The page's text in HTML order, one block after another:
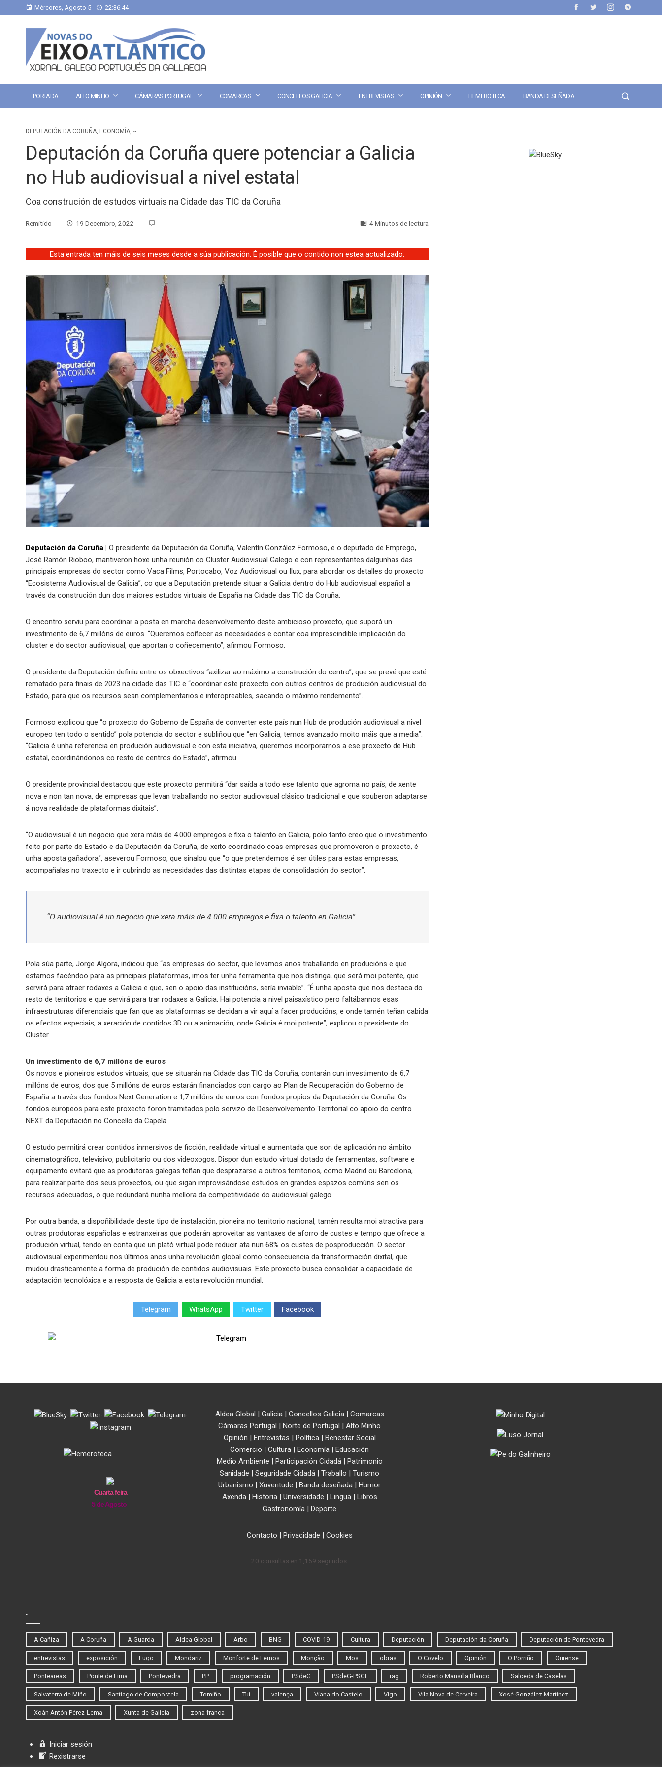
Mércores, Agosto 5 22:36:45
PORTADA ALTO MINHO CÁMARAS PORTUGAL COMARCAS CONCELLOS GALICIA ENTREVISTAS OPINIÓN HEMEROTECA BANDA DESEÑADA
DEPUTACIÓN DA CORUÑA, ECONOMÍA, ~
Deputación da Coruña quere potenciar a Galicia
no Hub audiovisual a nivel estatal
Coa construción de estudos virtuais na Cidade das TIC da Coruña
Remitido 19 Decembro, 2022 4 Minutos de lectura
Esta entrada ten máis de seis meses desde a súa publicación. É posible que o contido non estea actualizado.
Deputación da Coruña
O presidente da Deputación da Coruña, Valentín González Formoso, e o deputado de Emprego,
José Ramón Rioboo, mantiveron hoxe unha reunión co Cluster Audiovisual Galego e con representantes dalgunhas das
principais empresas do sector como Vaca Films, Portocabo, Voz Audiovisual ou Ilux, para abordar os detalles do proxecto
“Ecosistema Audiovisual de Galicia”, co que a Deputación pretende situar a Galicia dentro do Hub audiovisual español a
través da construción dun dos maiores estudos virtuais de España na Cidade das TIC da Coruña.
O encontro serviu para coordinar a posta en marcha desenvolvemento deste ambicioso proxecto, que suporá un
investimento de 6,7 millóns de euros. “Queremos coñecer as necesidades e contar coa imprescindible implicación do
cluster e do sector audiovisual, que aportan o coñecemento”, afirmou Formoso.
O presidente da Deputación definiu entre os obxectivos “axilizar ao máximo a construción do centro”, que se prevé que esté
rematado para finais de 2023 na cidade das TIC e “coordinar este proxecto con outros centros de produción audiovisual do
Estado, para que os recursos sean complementarios e interopreables, sacando o máximo rendemento”.
Formoso explicou que “o proxecto do Goberno de España de converter este país nun Hub de produción audiovisual a nivel
europeo ten todo o sentido” pola potencia do sector e subliñou que “en Galicia, temos avanzado moito máis que a media”.
“Galicia é unha referencia en produción audiovisual e con esta iniciativa, queremos incorporarnos a ese proxecto de Hub
estatal, coordinándonos co resto de centros do Estado”, afirmou.
O presidente provincial destacou que este proxecto permitirá “dar saída a todo ese talento que agroma no país, de xente
nova e non tan nova, de empresas que levan traballando no sector audiovisual clásico tradicional e que souberon adaptarse
á nova realidade de plataformas dixitais”.
“O audiovisual é un negocio que xera máis de 4.000 empregos e fixa o talento en Galicia, polo tanto creo que o investimento
feito por parte do Estado e da Deputación da Coruña, de xeito coordinado coas empresas que promoveron o proxecto, é
unha aposta gañadora”, aseverou Formoso, que sinalou que “o que pretendemos é ser útiles para estas empresas,
acompañalas no traxecto e ir cubrindo as necesidades das distintas etapas de consolidación do sector”.
“O audiovisual é un negocio que xera máis de 4.000 empregos e fixa o talento en Galicia”
Pola súa parte, Jorge Algora, indicou que “as empresas do sector, que levamos anos traballando en producións e que
estamos facéndoo para as principais plataformas, imos ter unha ferramenta que nos distinga, que será moi potente, que
servirá para atraer rodaxes a Galicia e que, sen o apoio das institucións, sería inviable”. “É unha aposta que nos destaca do
resto de territorios e que servirá para trar rodaxes a Galicia. Hai potencia a nivel paisaxístico pero faltábannos esas
infraestruturas diferenciais que fan que as plataformas se decidan a vir aquí a facer producións, e onde tamén teñan cabida
os efectos especiais, a xeración de contidos 3D ou a animación, onde Galicia é moi potente”, explicou o presidente do
Cluster.
Un investimento de 6,7 millóns de euros
Os novos e pioneiros estudos virtuais, que se situarán na Cidade das TIC da Coruña, contarán cun investimento de 6,7
millóns de euros, dos que 5 millóns de euros estarán financiados con cargo ao Plan de Recuperación do Goberno de
España a través dos fondos Next Generation e 1,7 millóns de euros con fondos propios da Deputación da Coruña. Os
fondos europeos para este proxecto foron tramitados polo servizo de Desenvolvemento Territorial co apoio do centro
NEXT da Deputación no Concello da Capela.
O estudo permitirá crear contidos inmersivos de ficción, realidade virtual e aumentada que son de aplicación no ámbito
cinematográfico, televisivo, publicitario ou dos videoxogos. Dispor dun estudo virtual dotado de ferramentas, software e
equipamento evitará que as produtoras galegas teñan que desprazarse a outros territorios, como Madrid ou Barcelona,
para realizar parte dos seus proxectos, ou que sigan improvisándose estudos en grandes espazos comúns sen os
recursos adecuados, o que redundará nunha mellora da competitividade do audiovisual galego.
Por outra banda, a dispoñibilidade deste tipo de instalación, pioneira no territorio nacional, tamén resulta moi atractiva para
outras produtoras españolas e estranxeiras que poderán aproveitar as vantaxes de aforro de custes e tempo que ofrece a
produción virtual, tendo en conta que un plató virtual pode reducir ata nun 68% os custes de posproducción. O sector
audiovisual experimentou nos últimos anos unha revolución global como consecuencia da transformación dixital, que
mudou drasticamente a forma de produción de contidos audiovisuais. Este proxecto busca consolidar a capacidade de
adaptación tecnolóxica e a resposta de Galicia a esta revolución mundial.
Telegram WhatsApp Twitter Facebook
. . . .
Cuarta feira
5 de Agosto
Aldea Global Galicia| Concellos Galicia| Comarcas
Cámaras Portugal
Norte de Portugal
Alto Minho
Opinión
Entrevistas Política|
Benestar Social
Comercio
Cultura Economía
Educación
Medio Ambiente
Participación Cidadá|
Patrimonio
Sanidade
Seguridade Cidadá Traballo
Turismo
Urbanismo
Xuventude Banda deseñada
Humor
Axenda| Historia| Universidade Lingua|
Libros
Gastronomía
Deporte
Contacto Privacidade Cookies
20 consultas en 1,159 segundos.
.
A Cañiza A Coruña A Guarda Aldea Global Arbo BNG COVID-19 Cultura Deputación Deputación da Coruña Deputación de Pontevedra
entrevistas exposición Lugo Mondariz Monforte de Lemos Monção Mos obras O Covelo Opinión O Porriño Ourense
Ponteareas Ponte de Lima Pontevedra PP programación PSdeG PSdeG-PSOE rag Roberto Mansilla Blanco Salceda de Caselas
Salvaterra de Miño Santiago de Compostela Tomiño Tui valença Viana do Castelo Vigo Vila Nova de Cerveira Xosé González Martínez
Xoán Antón Pérez-Lema Xunta de Galicia zona franca
Iniciar sesión
Rexistrarse